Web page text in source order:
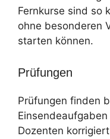
Fernkurse sind so
ohne besonderen
starten können.
Prüfungen
Prüfungen finden
Dozenten